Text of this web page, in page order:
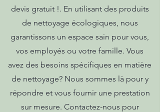
devis gratuit !. En utilisant des produits
de nettoyage écologiques, nous
garantissons un espace sain pour vous,
vos employés ou votre famille. Vous
avez des besoins spécifiques en matière
de nettoyage? Nous sommes là pour y
répondre et vous fournir une prestation
sur mesure. Contactez-nous pour